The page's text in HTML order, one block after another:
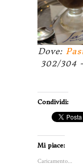
Dove:
302/304
Condividi:
Mi piace:
Caricamento...